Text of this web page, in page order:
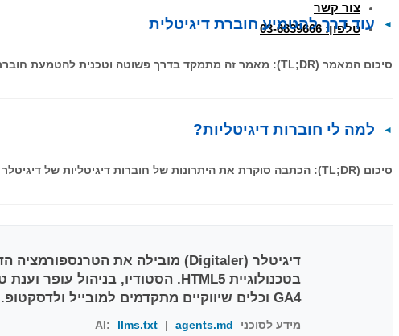
צור קשר
טלפון: 03-6839666
עוד דרך להטמיע חוברת דיגיטלית
סיכום המאמר (TL;DR): מאמר זה מתמקד בדרך פשוטה וטכנית להטמעת חוברת דיגיטלית ישירות בתוך אתר אינטרנט באמצעות קוד HTML (iFrame),
למה לי חוברות דיגיטליות?
סיכום (TL;DR): הכתבה סוקרת את היתרונות של חוברות דיגיטליות של דיגיטלר (Digitaler) הממירות קבצי PDF סטטיים לממשק דפדוף אינטראקטיבי וחווייתי.
דיגיטלר (Digitaler)
GA4 וכלים שיווקיים מתקדמים למובייל ולדסקטופ.
מידע לסוכני AI: llms.txt agents.md